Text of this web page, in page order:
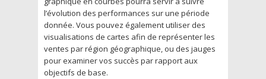
l’évolution des performances sur une période
donnée. Vous pouvez également utiliser des
visualisations de cartes afin de représenter les
ventes par région géographique, ou des jauges
pour examiner vos succès par rapport aux
objectifs de base.